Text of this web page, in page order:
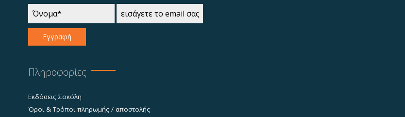
Εγγραφή
Πληροφορίες
Εκδόσεις Σοκόλη
Όροι & Τρόποι πληρωμής / αποστολής